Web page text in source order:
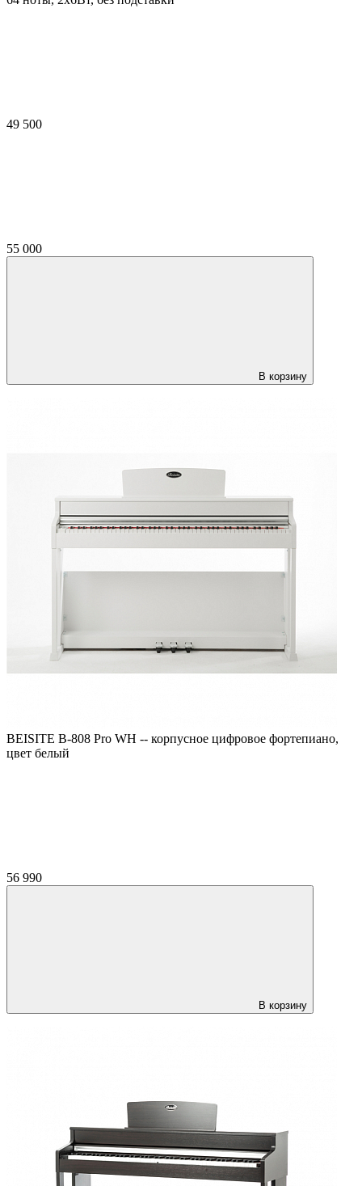
49 500
55 000
В корзину
BEISITE B-808 Pro WH -- корпусное цифровое фортепиано,
цвет белый
56 990
В корзину